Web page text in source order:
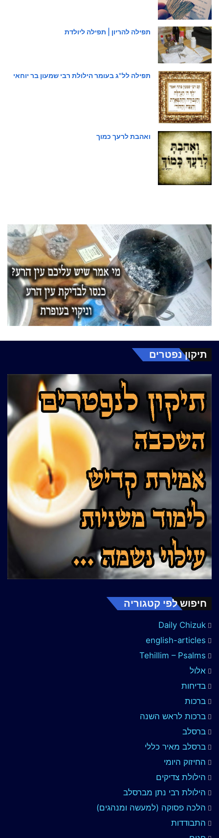
תפילה להריון | תפילה ליולדת
תפילה לל"ג בעומר הילולת רבי שמעון בר יוחאי
ואהבת לרעך כמוך
תיקון נפטרים
חיפוש לפי קטגוריה
Daily Chizuk
english-articles
Tehillim – Psalms
אלול
בדיחות
ברכות
ברכות לראש השנה
ברסלב
ברסלב מאיר כללי
החיזוק היומי
הילולת צדיקים
הילולת רבי נתן מברסלב
הלכה פסוקה (למעשה ומנהגים)
התבודדות